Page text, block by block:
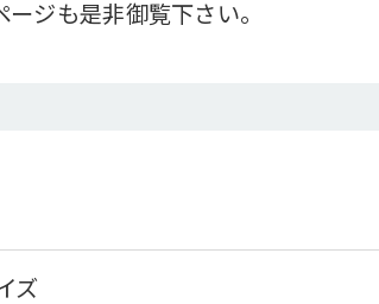
ジも是非御覧下さい。
ズ